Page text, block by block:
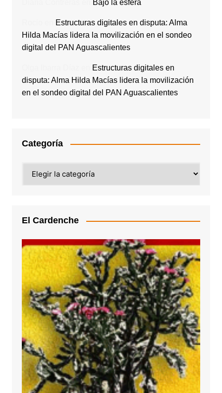
Bajo la esfera
Estructuras digitales en disputa: Alma
Hilda Macías lidera la movilización en el sondeo
digital del PAN Aguascalientes
Estructuras digitales en
disputa: Alma Hilda Macías lidera la movilización
en el sondeo digital del PAN Aguascalientes
Categoría
El Cardenche